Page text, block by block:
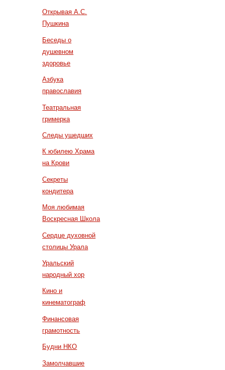
Открывая А.С.
Пушкина
Беседы о
душевном
здоровье
Азбука
православия
Театральная
гримерка
Следы ушедших
К юбилею Храма
на Крови
Секреты
кондитера
Моя любимая
Воскресная Школа
Сердце духовной
столицы Урала
Уральский
народный хор
Кино и
кинематограф
Финансовая
грамотность
Будни НКО
Замолчавшие